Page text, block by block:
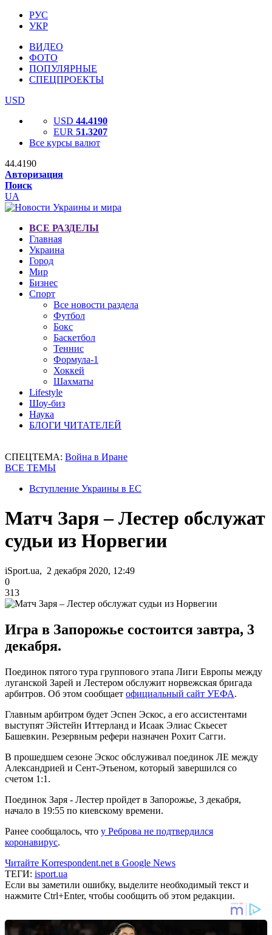
РУС
УКР
ВИДЕО
ФОТО
ПОПУЛЯРНЫЕ
СПЕЦПРОЕКТЫ
USD
USD 44.4190
EUR 51.3207
Все курсы валют
44.4190
Авторизация
Поиск
UA
ВСЕ РАЗДЕЛЫ
Главная
Украина
Город
Мир
Бизнес
Спорт
Все новости раздела
Футбол
Бокс
Баскетбол
Теннис
Формула-1
Хоккей
Шахматы
Lifestyle
Шоу-биз
Наука
БЛОГИ ЧИТАТЕЛЕЙ
СПЕЦТЕМА: Война в Иране
ВСЕ ТЕМЫ
Вступление Украины в ЕС
Матч Заря – Лестер обслужат
судьи из Норвегии
iSport.ua, 2 декабря 2020, 12:49
0
313
Игра в Запорожье состоится завтра, 3
декабря.
Поединок пятого тура группового этапа Лиги Европы между
луганской Зарей и Лестером обслужит норвежская бригада
арбитров. Об этом сообщает официальный сайт УЕФА.
Главным арбитром будет Эспен Эскос, а его ассистентами
выступят Эйстейн Иттерланд и Исаак Элиас Скьесет
Башевкин. Резервным рефери назначен Рохит Сагги.
В прошедшем сезоне Эскос обслуживал поединок ЛЕ между
Александрией и Сент-Этьеном, который завершился со
счетом 1:1.
Поединок Заря - Лестер пройдет в Запорожье, 3 декабря,
начало в 19:55 по киевскому времени.
Ранее сообщалось, что у Реброва не подтвердился
коронавирус.
Читайте Korrespondent.net в Google News
ТЕГИ: isport.ua
Если вы заметили ошибку, выделите необходимый текст и
нажмите Ctrl+Enter, чтобы сообщить об этом редакции.